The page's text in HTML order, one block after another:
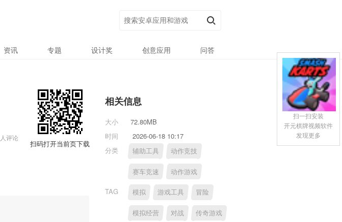
资讯 专题 设计奖 创意应用 问答
人评论
扫码打开当前页下载
相关信息
大小
72.80MB
时间
2026-06-18 10:17
分类
辅助工具 动作竞技
赛车竞速 动作游戏
TAG 模拟 游戏工具 冒险
模拟经营 对战 传奇游戏
扫一扫安装
开元棋牌视频软件
发现更多